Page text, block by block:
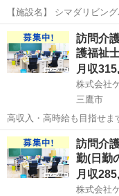
【施設名】 シマダリビン
【勤務地】 東京都 三鷹市 【アクセス】 仙川駅から徒歩18分 仙川駅/
千歳烏山駅/つつじケ丘駅 【雇用形態】常勤(日勤のみ) 【募集職種】介
護...
東京 三鷹市 介護
訪問介
護福祉
月収
三鷹市
高収入・高時給も目指せ
得が目指せる！(初任者研修・実
式会社ケアリッツ・アンド・パ
東京都 三鷹市 ...
東京 三鷹市 介護
訪問介
勤(日勤
月収